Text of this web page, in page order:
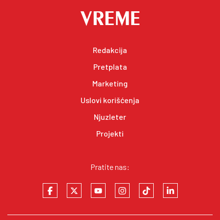
Redakcija
Pretplata
Marketing
Uslovi korišćenja
Njuzleter
Projekti
Pratite nas: